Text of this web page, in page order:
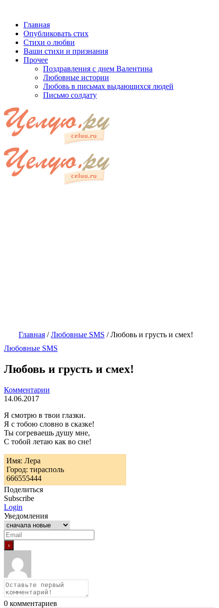
Главная
Опубликовать стих
Стихи о любви
Ваши стихи и признания
Прочее
Поздравления с днем Валентина
Любовные истории
Любовь в письмах выдающихся людей
Письмо солдату
Главная /Любовные SMS /Любовь и грусть и смех!
Любовные SMS
Любовь и грусть и смех!
Комментарии
14.06.2017
Я смотрю в твои глазки.
Я с тобою словно в сказке!
Ты согреваешь душу мне,
С тобой летаю как во сне!
Имя: Лера
Город: тирасполь
666555444
Поделиться
Subscribe
Login
Уведомления
0 комментариев